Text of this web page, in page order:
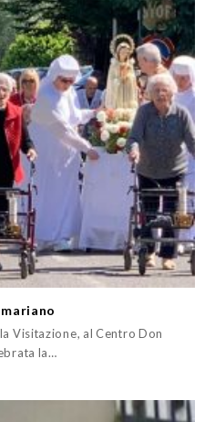
Visitazione, al Centro Don
la…